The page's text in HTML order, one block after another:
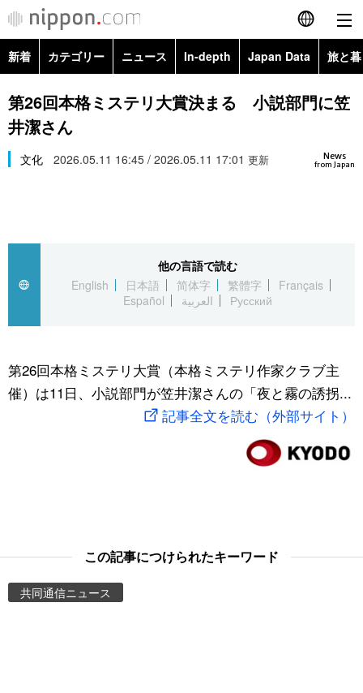
English
简体字
Русский
カテゴリー
経済・ビジネス
国際
文化
トップ
アーカイブ
In-depth
Japan Data
動画/Live
新着 カテゴリー ニュース In-depth Japan Data 旅と
政治・外交
経済・ビジネス
スポーツ・東京2020
Topics
第26回本格ミステリ大賞決まる 小説部門に笠
井潔さん
News
from Japan
文化 2026.05.11 16:45 / 2026.05.11 17:01 更新
他の言語で読む
English
日本語 简体字 繁體字
Français
Español
العربية Русский
第26回本格ミステリ大賞（本格ミステリ作家クラブ主
催）は11日、小説部門が笠井潔さんの「夜と霧の誘拐...
記事全文を読む（外部サイト）
この記事につけられたキーワード
共同通信ニュース